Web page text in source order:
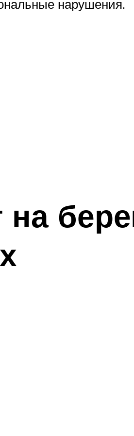
нарушения.
на